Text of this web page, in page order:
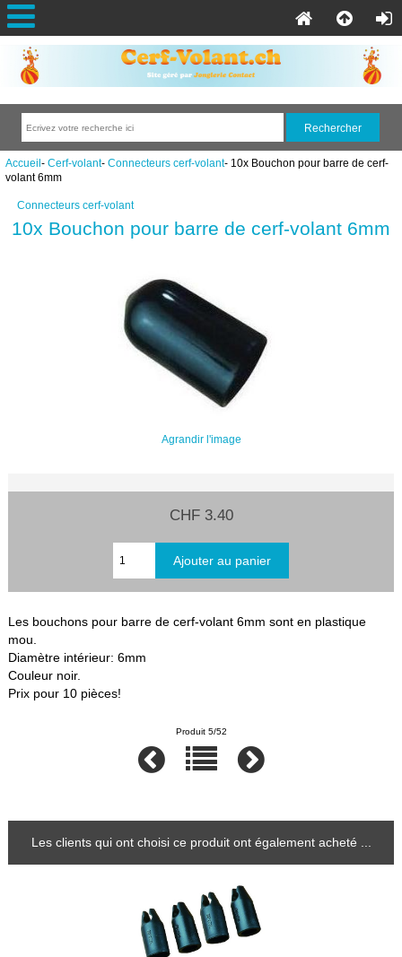
Accueil- Cerf-volant- Connecteurs cerf-volant- 10x Bouchon pour barre de cerf-
volant 6mm
Connecteurs cerf-volant
10x Bouchon pour barre de cerf-volant 6mm
Agrandir l'image
CHF 3.40
Les bouchons pour barre de cerf-volant 6mm sont en plastique
mou.
Diamètre intérieur: 6mm
Couleur noir.
Prix pour 10 pièces!
Produit 5/52
Les clients qui ont choisi ce produit ont également acheté ...